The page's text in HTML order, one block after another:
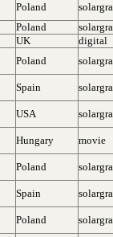
Poland
Poland
UK
digital
Poland
Spain
USA
Hungary movie
Poland
Spain
Poland